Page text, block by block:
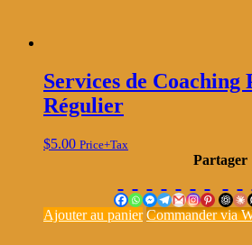
Services de Coaching
Régulier
$5.00 Price+Tax
Partager
Ajouter au panier Commander via